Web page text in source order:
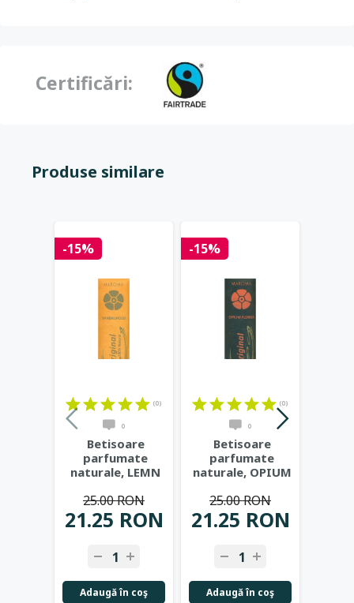
Certificări:
Produse similare
-15%
(0)
0
Betisoare
parfumate
naturale, LEMN
MAROMA
21.25 RON
25.00 RON
Adaugă în coş
-15%
(0)
0
Betisoare
parfumate
naturale, OPIUM
MAROMA
21.25 RON
25.00 RON
Adaugă în coş